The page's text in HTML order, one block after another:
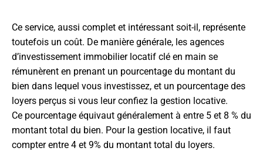
Ce service, aussi complet et intéressant soit-il, représente
toutefois un coût. De manière générale, les agences
d’investissement immobilier locatif clé en main se
rémunèrent en prenant un pourcentage du montant du
bien dans lequel vous investissez, et un pourcentage des
loyers perçus si vous leur confiez la gestion locative.
Ce pourcentage équivaut généralement à entre 5 et 8 % du
montant total du bien. Pour la gestion locative, il faut
compter entre 4 et 9% du montant total du loyers.